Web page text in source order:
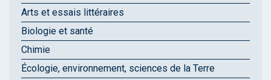
Arts et essais littéraires
Biologie et santé
Chimie
Écologie, environnement, sciences de la Terre